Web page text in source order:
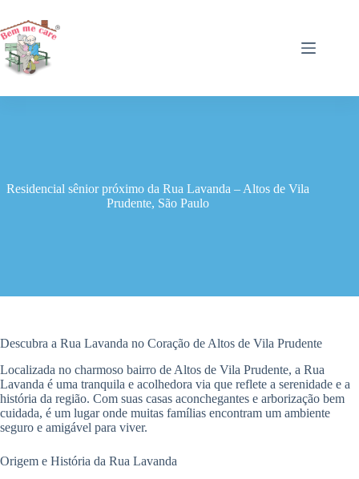
para
o
conteúdo
Residencial sênior próximo da Rua Lavanda – Altos de Vila
Prudente, São Paulo
Descubra a Rua Lavanda no Coração de Altos de Vila Prudente
Localizada no charmoso bairro de Altos de Vila Prudente, a Rua
Lavanda é uma tranquila e acolhedora via que reflete a serenidade e a
história da região. Com suas casas aconchegantes e arborização bem
cuidada, é um lugar onde muitas famílias encontram um ambiente
seguro e amigável para viver.
Origem e História da Rua Lavanda